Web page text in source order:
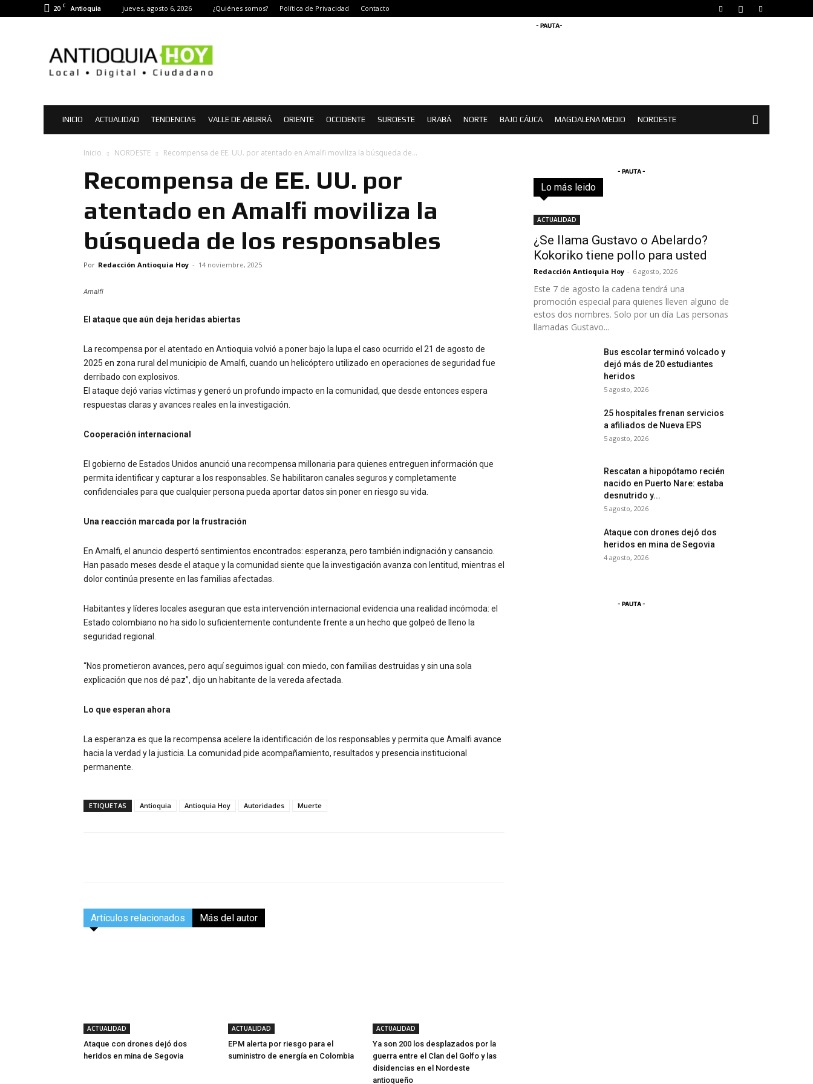
20 C Antioquia jueves, agosto 6, 2026 ¿Quiénes somos? Política de Privacidad Contacto
Hoy
|
Noticias
Antioquia
- PAUTA-
INICIO ACTUALIDAD TENDENCIAS VALLE DE ABURRÁ ORIENTE OCCIDENTE SUROESTE URABÁ NORTE BAJO CÁUCA MAGDALENA MEDIO NORDESTE
Inicio NORDESTE Recompensa de EE. UU. por atentado en Amalfi moviliza la búsqueda de...
Recompensa de EE. UU. por
atentado en Amalfi moviliza la
búsqueda de los responsables
Por Redacción Antioquia Hoy - 14 noviembre, 2025
Amalfi
El ataque que aún deja heridas abiertas
La recompensa por el atentado en Antioquia volvió a poner bajo la lupa el caso ocurrido el 21 de agosto de
2025 en zona rural del municipio de Amalfi, cuando un helicóptero utilizado en operaciones de seguridad fue
derribado con explosivos.
El ataque dejó varias víctimas y generó un profundo impacto en la comunidad, que desde entonces espera
respuestas claras y avances reales en la investigación.
Cooperación internacional
El gobierno de Estados Unidos anunció una recompensa millonaria para quienes entreguen información que
permita identificar y capturar a los responsables. Se habilitaron canales seguros y completamente
confidenciales para que cualquier persona pueda aportar datos sin poner en riesgo su vida.
Una reacción marcada por la frustración
En Amalfi, el anuncio despertó sentimientos encontrados: esperanza, pero también indignación y cansancio.
Han pasado meses desde el ataque y la comunidad siente que la investigación avanza con lentitud, mientras el
dolor continúa presente en las familias afectadas.
Habitantes y líderes locales aseguran que esta intervención internacional evidencia una realidad incómoda: el
Estado colombiano no ha sido lo suficientemente contundente frente a un hecho que golpeó de lleno la
seguridad regional.
“Nos prometieron avances, pero aquí seguimos igual: con miedo, con familias destruidas y sin una sola
explicación que nos dé paz”, dijo un habitante de la vereda afectada.
Lo que esperan ahora
La esperanza es que la recompensa acelere la identificación de los responsables y permita que Amalfi avance
hacia la verdad y la justicia. La comunidad pide acompañamiento, resultados y presencia institucional
permanente.
ETIQUETAS Antioquia Antioquia Hoy Autoridades Muerte
Artículos relacionados Más del autor
ACTUALIDAD
Ataque con drones dejó dos
heridos en mina de Segovia
ACTUALIDAD
EPM alerta por riesgo para el
suministro de energía en Colombia
ACTUALIDAD
Ya son 200 los desplazados por la
guerra entre el Clan del Golfo y las
disidencias en el Nordeste
antioqueño
- PAUTA -
Lo más leidoTodo
ACTUALIDAD
¿Se llama Gustavo o Abelardo?
Kokoriko tiene pollo para usted
Redacción Antioquia Hoy - 6 agosto, 2026
Este 7 de agosto la cadena tendrá una
promoción especial para quienes lleven alguno de
estos dos nombres. Solo por un día Las personas
llamadas Gustavo...
Bus escolar terminó volcado y
dejó más de 20 estudiantes
heridos
5 agosto, 2026
25 hospitales frenan servicios
a afiliados de Nueva EPS
5 agosto, 2026
Rescatan a hipopótamo recién
nacido en Puerto Nare: estaba
desnutrido y...
5 agosto, 2026
Ataque con drones dejó dos
heridos en mina de Segovia
4 agosto, 2026
- PAUTA -